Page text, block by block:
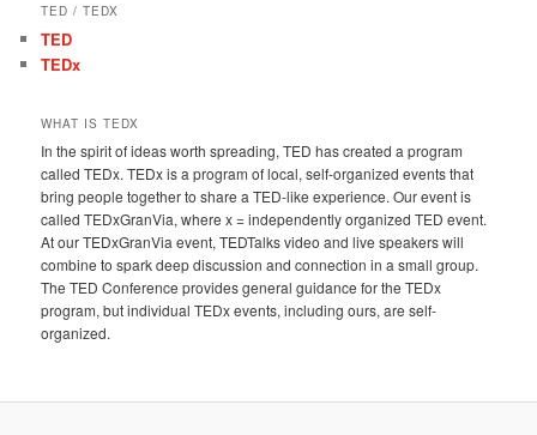
TED / TEDX
TED
TEDx
WHAT IS TEDX
In the spirit of ideas worth spreading, TED has created a program
called TEDx. TEDx is a program of local, self-organized events that
bring people together to share a TED-like experience. Our event is
called TEDxGranVia, where x = independently organized TED event.
At our TEDxGranVia event, TEDTalks video and live speakers will
combine to spark deep discussion and connection in a small group.
The TED Conference provides general guidance for the TEDx
program, but individual TEDx events, including ours, are self-
organized.